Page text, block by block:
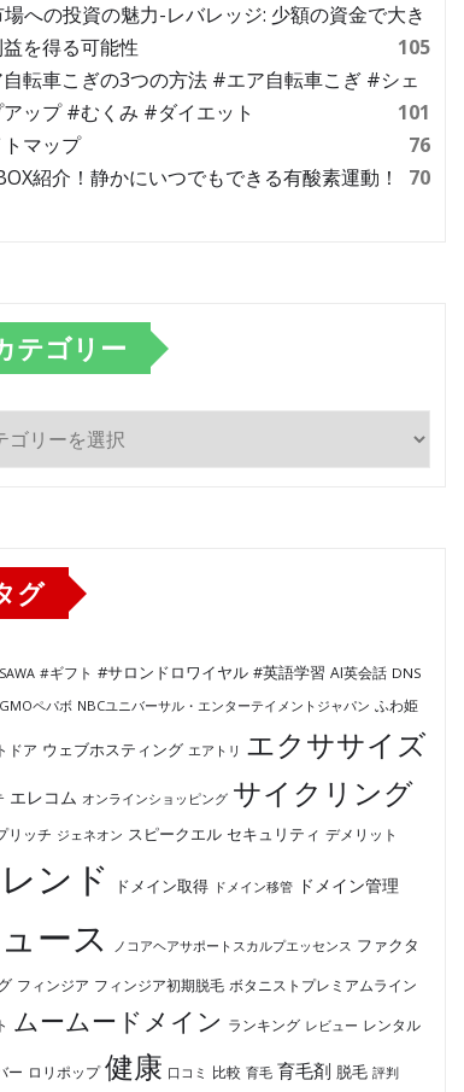
場への投資の魅力-レバレッジ: 少額の資金で大き
を得る可能性
105
自転車こぎの3つの方法 #エア自転車こぎ #シェ
ップ #むくみ #ダイエット
101
マップ
76
紹介！静かにいつでもできる有酸素運動！
70
テゴリー
グ
#ギフト #サロンドロワイヤル #英語学習 AI英会話 DNS
GMOペパボ NBCユニバーサル・エンターテイメントジャパン ふわ姫
ドア ウェブホスティング エアトリ エクササイズ
エレコム オンラインショッピング サイクリング
リッチ ジェネオン スピークエル セキュリティ デメリット
ンド ドメイン取得 ドメイン移管 ドメイン管理
ース ノコアヘアサポートスカルプエッセンス ファクタ
フィンジア フィンジア初期脱毛 ボタニストプレミアムライン
ムームードメイン ランキング レビュー レンタル
ー ロリポップ 健康 口コミ 比較 育毛 育毛剤 脱毛 評判